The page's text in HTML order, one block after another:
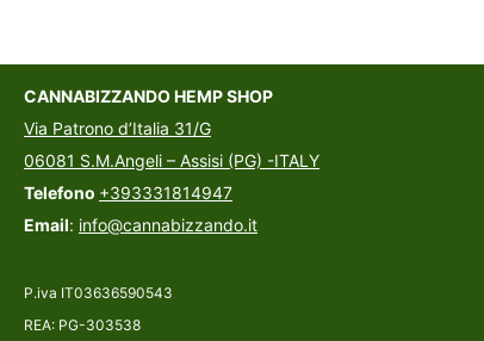
CANNABIZZANDO HEMP SHOP
Via Patrono d’Italia 31/G
06081 S.M.Angeli – Assisi (PG) -ITALY
Telefono +393331814947
Email: info@cannabizzando.it
P.iva IT03636590543
REA: PG-303538